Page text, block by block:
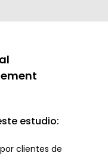
estudio:
clientes de